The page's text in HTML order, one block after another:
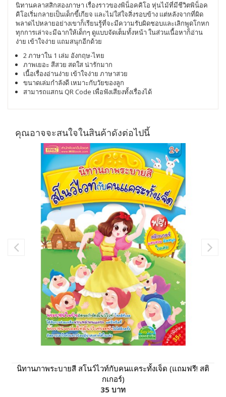
นิทานคลาสสิกสองภาษา เรื่องราวของพิน็อคคิโอ หุ่นไม้ที่มีชีวิตพิน็อค
คิโอเริ่มกลายเป็นเด็กขี้เกียจ และไม่ใส่ใจสิ่งรอบข้าง แต่หลังจากที่ผิด
พลาดไปหลายอย่างเขาก็เรียนรู้ที่จะมีความรับผิดชอบและเลิกพูดโกหก
ทุกการเล่าจะมีฉากให้เด็กๆ ดูแบบจัดเต็มทั้งหน้า ในส่วนเนื้อหาก็อ่าน
ง่าย เข้าใจง่าย แถมสนุกอีกด้วย
2 ภาษาใน 1 เล่ม อังกฤษ-ไทย
ภาพเยอะ สีสวย สดใส น่ารักมาก
เนื้อเรื่องอ่านง่าย เข้าใจง่าย ภาษาสวย
ขนาดเล่มกำลังดี เหมาะกับวัยของลูก
สามารถแสกน QR Code เพื่อฟังเสียงทั้งเรื่องได้
คุณอาจจะสนใจในสินค้าดังต่อไปนี้
นิทานภาพระบายสี สโนว์ไวท์กับคนแคระทั้งเจ็ด (แถมฟรี! สติ
กเกอร์)
35 บาท